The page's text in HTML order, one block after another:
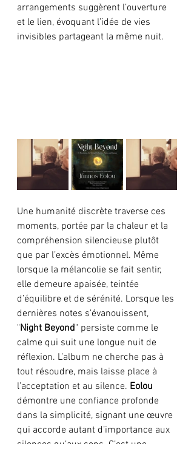
arrangements suggèrent l’ouverture
et le lien, évoquant l’idée de vies
invisibles partageant la même nuit.
Une humanité discrète traverse ces
moments, portée par la chaleur et la
compréhension silencieuse plutôt
que par l’excès émotionnel. Même
lorsque la mélancolie se fait sentir,
elle demeure apaisée, teintée
d’équilibre et de sérénité. Lorsque les
dernières notes s’évanouissent,
"Night Beyond" persiste comme le
calme qui suit une longue nuit de
réflexion. L’album ne cherche pas à
tout résoudre, mais laisse place à
l’acceptation et au silence. Eolou
démontre une confiance profonde
dans la simplicité, signant une œuvre
qui accorde autant d’importance aux
silences qu’aux sons. C’est une